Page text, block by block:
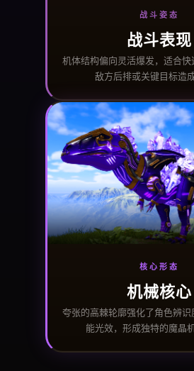
战斗姿态
战斗表现
机体结构偏向灵活爆发，适合
敌方后排或关键目标造成
核心形态
机械核心
夸张的高棘轮廓强化了角色辨识
能光效，形成独特的魔晶